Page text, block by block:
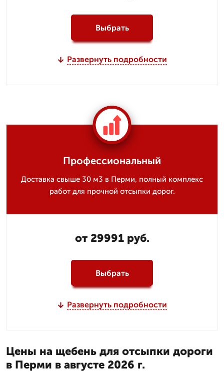
Выбрать
Развернуть подробности
Профессиональный
Доставка свыше 30 м3 в Перми, полный комплекс
работ для прочной отсыпки дорог.
от 29991 руб.
Выбрать
Развернуть подробности
Цены на щебень для отсыпки дороги
в Перми в августе 2026 г.